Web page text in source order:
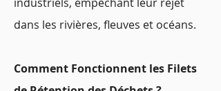
dans les rivières, fleuves et océans.
Comment Fonctionnent les Filets